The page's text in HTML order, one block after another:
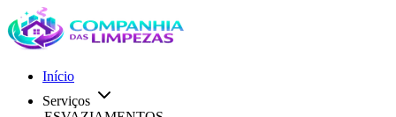
Início
Serviços